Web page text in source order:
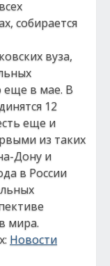
собирается
вуза,
еще в мае. В
12
еще и
из таких
Дону и
в России
мира.
Новости